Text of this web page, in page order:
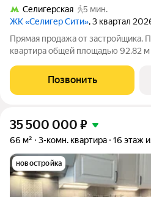
Селигерская
5 мин.
ЖК «Селигер Сити», 3 квартал
Прямая продажа от застройщика.
квартира общей площадью 92.82
Селигер Сити это уютное пространство, где предусмотрена
застройка разной этажности,
Позвонить
35 500 000 ₽
66 м² 3-комн. квартира 16 этаж
новостройка